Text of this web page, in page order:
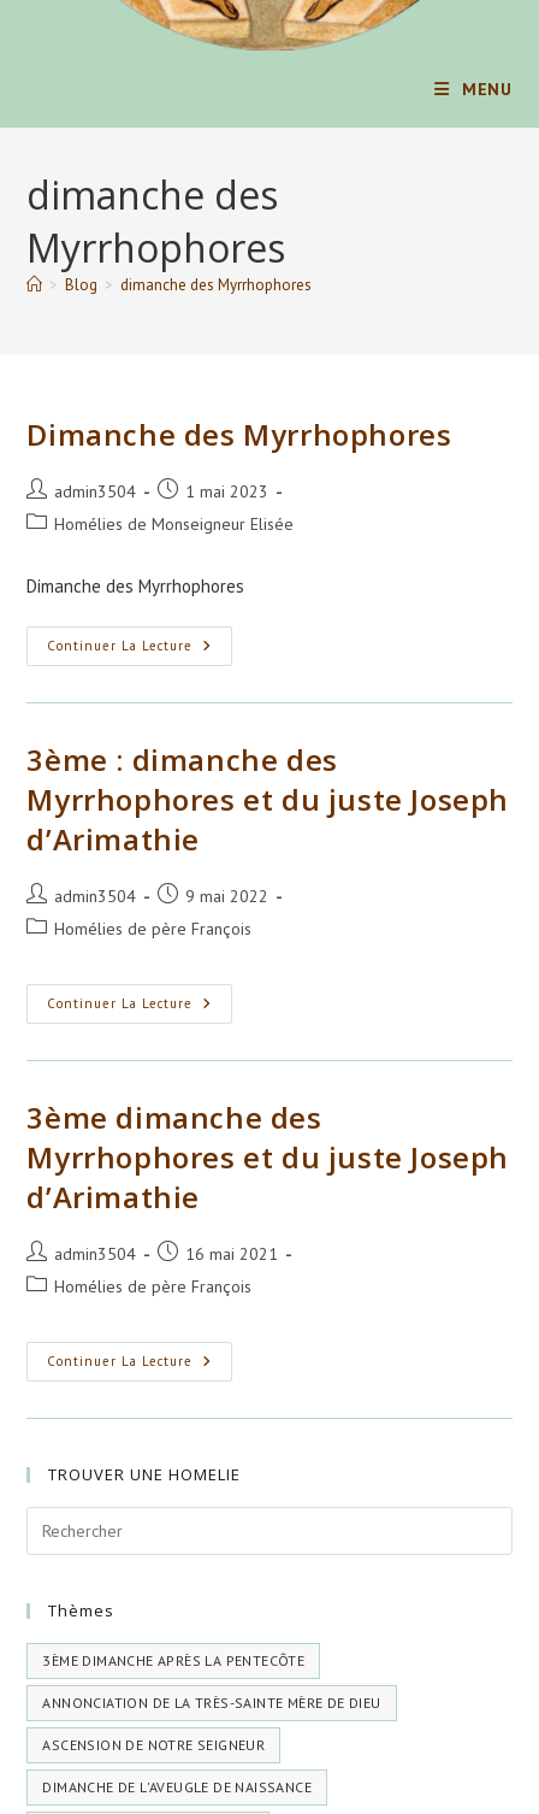
MENU
dimanche des
Myrrhophores
> Blog > dimanche des Myrrhophores
Dimanche des Myrrhophores
Auteur/autrice
de
admin3504
Publication
publiée :
1 mai 2023
PostHomélies de Monseigneur Elisée
Dimanche des Myrrhophores
Continuer La Lecture Dimanche
Des
3ème : dimanche des
Myrrhophores et du juste Joseph
d’Arimathie
Auteur/autrice
de
admin3504
Publication
publiée :
9 mai 2022
PostHomélies de père François
Continuer La Lecture 3ème
:
Des
Juste
D’Arimathie
3ème dimanche des
Myrrhophores et du juste Joseph
d’Arimathie
Auteur/autrice
de
admin3504
Publication
publiée :
16 mai 2021
PostHomélies de père François
Continuer La Lecture 3ème
Dimanche
Myrrhophores
Joseph
TROUVER UNE HOMELIE
Thèmes
3ÈME DIMANCHE APRÈS LA PENTECÔTE
ANNONCIATION DE LA TRÈS-SAINTE MÈRE DE DIEU
ASCENSION DE NOTRE SEIGNEUR
DIMANCHE DE L'AVEUGLE DE NAISSANCE